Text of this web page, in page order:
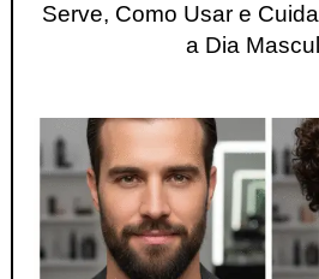
Serve, Como Usar e
a Dia